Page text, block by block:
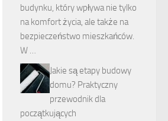
budynku, który wpływa nie tylko
na komfort życia, ale także na
bezpieczeństwo mieszkańców.
W …
Jakie są etapy budowy
domu? Praktyczny
przewodnik dla
początkujących